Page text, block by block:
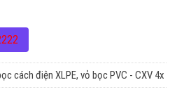
cách điện XLPE, vỏ bọc PVC - CXV 4x